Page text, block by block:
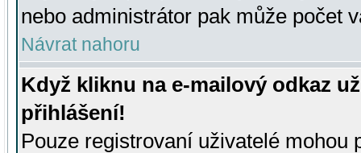
nebo administrátor pak může počet
Návrat nahoru
Když kliknu na e-mailový odkaz
přihlášení!
Pouze registrovaní uživatelé mohou